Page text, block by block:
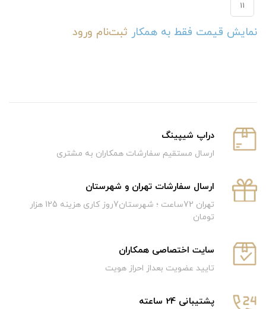
11
نمایش قیمت فقط به همکار ثبت‌نام ورود
دراپ شیپینگ
ارسال مستقیم سفارشات همکاران به مشتری
ارسال سفارشات تهران و شهرستان
تهران 72ساعت ؛ شهرستان7روز کاری هزینه 125 هزار
تومان
سایت اختصاصی همکاران
تایید عضویت بعداز احراز هویت
پشتیبانی 24 ساعته